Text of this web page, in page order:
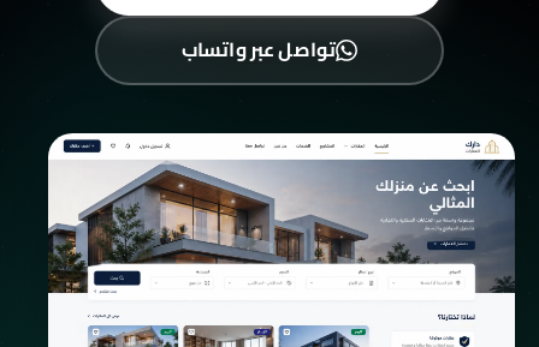
تواصل عبر واتساب